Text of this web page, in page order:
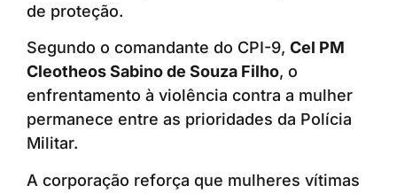
de proteção.
Segundo o comandante do CPI-9, Cel PM
Cleotheos Sabino de Souza Filho, o
enfrentamento à violência contra a mulher
permanece entre as prioridades da Polícia
Militar.
A corporação reforça que mulheres vítimas